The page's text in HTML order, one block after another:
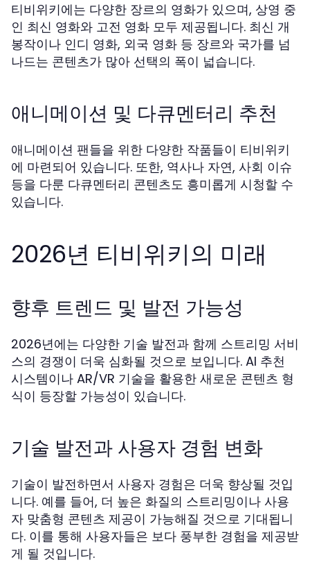
티비위키에는 다양한 장르의 영화가 있으며, 상영 중
인 최신 영화와 고전 영화 모두 제공됩니다. 최신 개
봉작이나 인디 영화, 외국 영화 등 장르와 국가를 넘
나드는 콘텐츠가 많아 선택의 폭이 넓습니다.
애니메이션 및 다큐멘터리 추천
애니메이션 팬들을 위한 다양한 작품들이 티비위키
에 마련되어 있습니다. 또한, 역사나 자연, 사회 이슈
등을 다룬 다큐멘터리 콘텐츠도 흥미롭게 시청할 수
있습니다.
2026년 티비위키의 미래
향후 트렌드 및 발전 가능성
2026년에는 다양한 기술 발전과 함께 스트리밍 서비
스의 경쟁이 더욱 심화될 것으로 보입니다. AI 추천
시스템이나 AR/VR 기술을 활용한 새로운 콘텐츠 형
식이 등장할 가능성이 있습니다.
기술 발전과 사용자 경험 변화
기술이 발전하면서 사용자 경험은 더욱 향상될 것입
니다. 예를 들어, 더 높은 화질의 스트리밍이나 사용
자 맞춤형 콘텐츠 제공이 가능해질 것으로 기대됩니
다. 이를 통해 사용자들은 보다 풍부한 경험을 제공받
게 될 것입니다.